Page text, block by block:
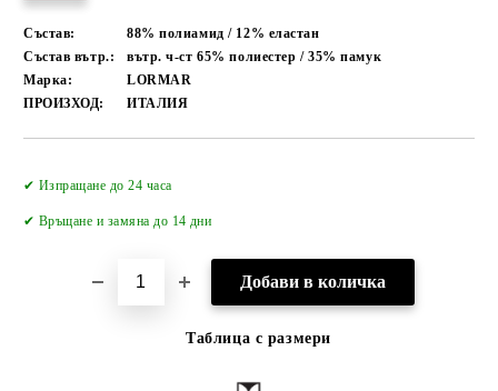
Състав:
88% полиамид / 12% еластан
Състав вътр.:
вътр. ч-ст 65% полиестер / 35% памук
Марка:
LORMAR
ПРОИЗХОД:
ИТАЛИЯ
✔ Изпращане до 24 часа
✔ Връщане и замяна до 14 дни
Таблица с размери